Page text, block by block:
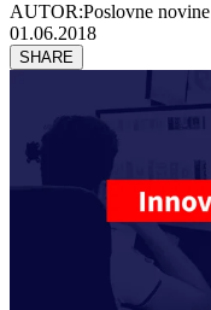
AUTOR:Poslovne novine
01.06.2018
SHARE